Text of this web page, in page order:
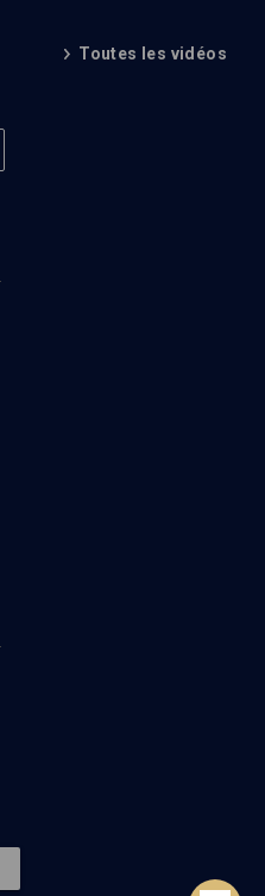
Toutes les vidéos
Retour en haut de page